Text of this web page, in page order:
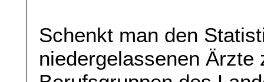
Schenkt man den
niedergelassenen Ärzte